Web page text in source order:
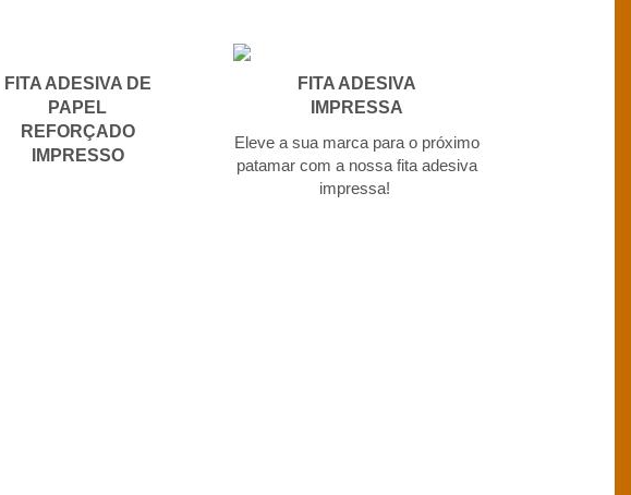
FITA ADESIVA DE
PAPEL
REFORÇADO
IMPRESSO
FITA ADESIVA
IMPRESSA
Eleve a sua marca para o próximo
patamar com a nossa fita adesiva
impressa!